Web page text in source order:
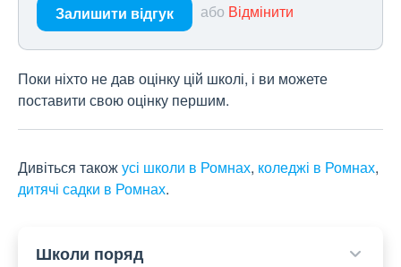
Залишити відгук або Відмінити
Поки ніхто не дав оцінку цій школі, і ви можете
поставити свою оцінку першим.
Дивіться такожусі школи в Ромнах, коледжі в Ромнах,
дитячі садки в Ромнах.
Школи поряд